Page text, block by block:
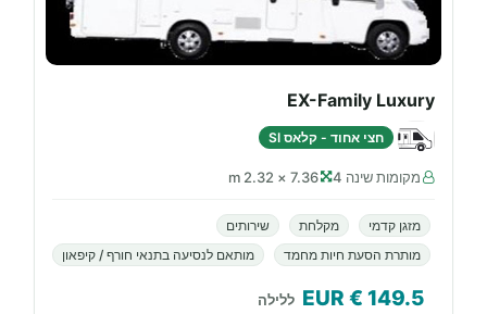
EX-Family Luxury
חצי אחוד - קלאס SI
מקומות שינה 4 7.36 × 2.32 m
מזגן קדמי מקלחת
שירותים
מותרת הסעת חיות מחמד
מותאם לנסיעה בתנאי חורף / קיפאון
149.5
€ EUR ללילה